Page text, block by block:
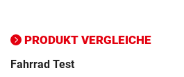
PRODUKT VERGLEICHE
ZUM VERGLEICH
Fahrrad Test